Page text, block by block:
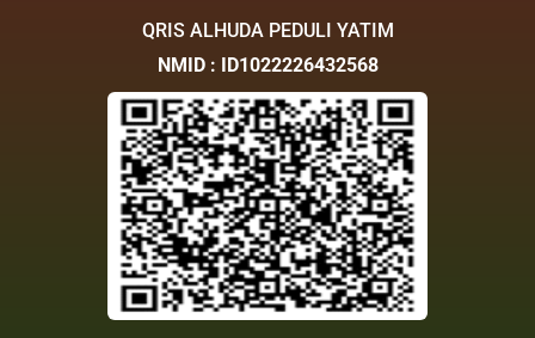
QRIS ALHUDA PEDULI YATIM
NMID : ID1022226432568